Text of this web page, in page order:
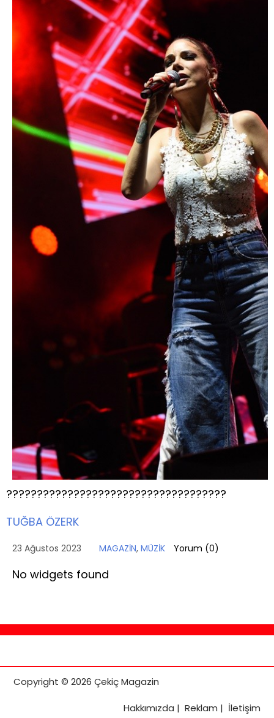
????????????????????????????????????
TUĞBA ÖZERK
23 Ağustos 2023 MAGAZİN, MÜZİK Yorum (0)
No widgets found
Copyright © 2026 Çekiç Magazin
Hakkımızda | Reklam | İletişim